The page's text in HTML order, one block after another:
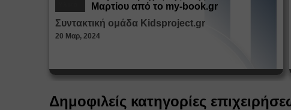
Μαρτίου από το my-book.gr
Συντακτική ομάδα Kidsproject.gr
20 Μαρ, 2024
Δημοφιλείς κατηγορίες